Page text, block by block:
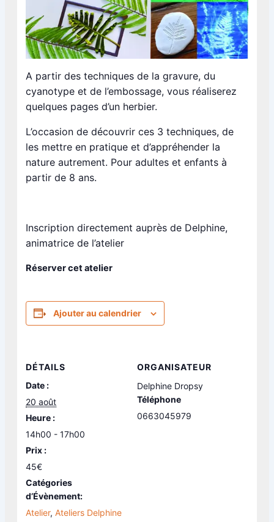
A partir des techniques de la gravure, du
cyanotype et de l’embossage, vous réaliserez
quelques pages d’un herbier.
L’occasion de découvrir ces 3 techniques, de
les mettre en pratique et d’appréhender la
nature autrement. Pour adultes et enfants à
partir de 8 ans.
Inscription directement auprès de Delphine,
animatrice de l’atelier
Réserver cet atelier
Ajouter au calendrier
DÉTAILS
Date :
20 août
Heure :
14h00 - 17h00
Prix :
45€
Catégories
d’Évènement:
Atelier,Ateliers Delphine
ORGANISATEUR
Delphine Dropsy
Téléphone
0663045979